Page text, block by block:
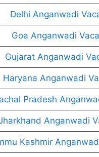
Delhi Anganwadi
Goa Anganwadi
Gujarat Anganwadi
Haryana Anganwadi
Pradesh
Anganwadi
Kashmir